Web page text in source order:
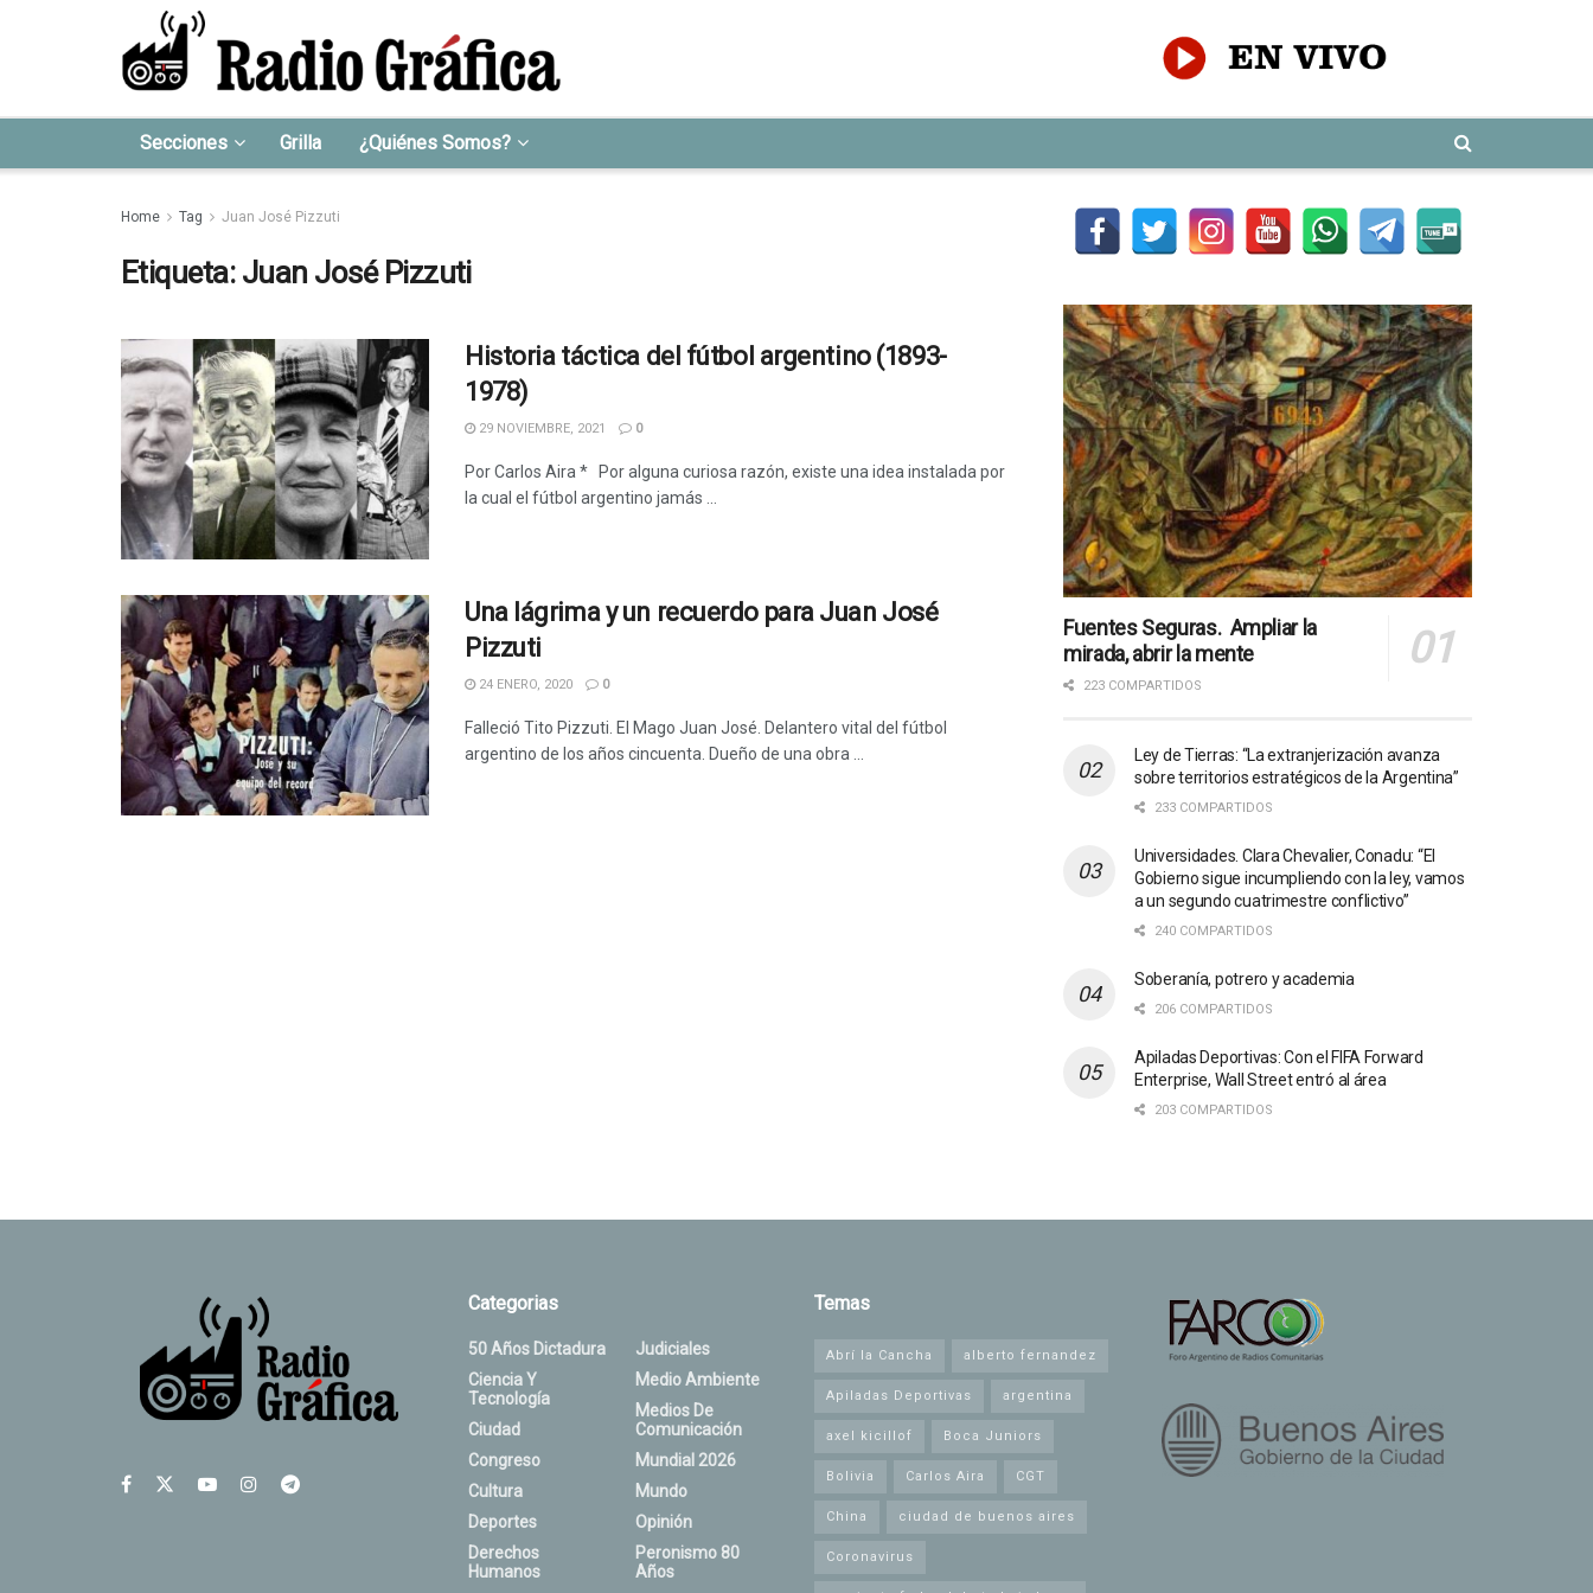
Secciones Grilla ¿Quiénes Somos?
Home Tag Juan José Pizzuti
Etiqueta: Juan José Pizzuti
Historia táctica del fútbol argentino (1893-
1978)
29 NOVIEMBRE, 2021 0
Por Carlos Aira * Por alguna curiosa razón, existe una idea instalada por
la cual el fútbol argentino jamás ...
Una lágrima y un recuerdo para Juan José
Pizzuti
24 ENERO, 2020 0
Falleció Tito Pizzuti. El Mago Juan José. Delantero vital del fútbol
argentino de los años cincuenta. Dueño de una obra ...
Fuentes Seguras. Ampliar la
mirada, abrir la mente
223 COMPARTIDOS
Ley de Tierras: “La extranjerización avanza
sobre territorios estratégicos de la Argentina”
233 COMPARTIDOS
Universidades. Clara Chevalier, Conadu: “El
Gobierno sigue incumpliendo con la ley, vamos
a un segundo cuatrimestre conflictivo”
240 COMPARTIDOS
Soberanía, potrero y academia
206 COMPARTIDOS
Apiladas Deportivas: Con el FIFA Forward
Enterprise, Wall Street entró al área
203 COMPARTIDOS
Categorias
50 Años Dictadura
Ciencia Y
Tecnología
Ciudad
Congreso
Cultura
Deportes
Derechos
Humanos
Judiciales
Medio Ambiente
Medios De
Comunicación
Mundial 2026
Mundo
Opinión
Peronismo 80
Años
Temas
Abrí la Cancha alberto fernandez
Apiladas Deportivas argentina
axel kicillof Boca Juniors
Bolivia Carlos Aira CGT
China ciudad de buenos aires
Coronavirus